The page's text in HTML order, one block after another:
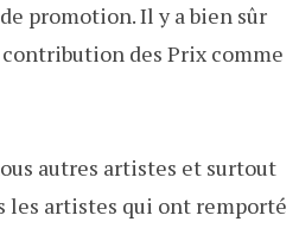
promotion. Il y a bien sûr
des Prix comme
autres artistes et surtout
les artistes qui ont remporté